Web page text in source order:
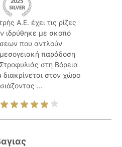
Α.Ε. έχει τις ρίζες
ιδρύθηκε με σκοπό
που αντλούν
παράδοση
στη Βόρεια
διακρίνεται στον χώρο
...